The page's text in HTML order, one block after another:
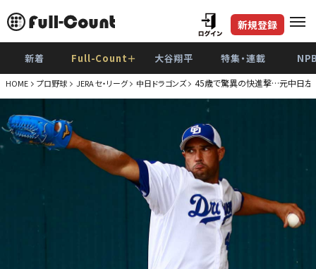
新規登録
新着 Full-Count＋ 大谷翔平 特集・連載
HOME プロ野球 JERA セ・リーグ 中日ドラゴンズ 45歳で驚異の快進撃…元中日左